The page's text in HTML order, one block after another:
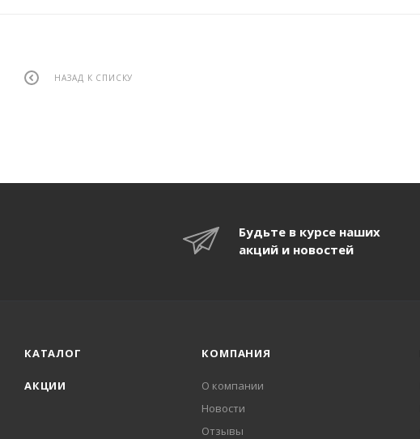
НАЗАД К СПИСКУ
Будьте в курсе наших
акций и новостей
КАТАЛОГ
АКЦИИ
КОМПАНИЯ
О компании
Новости
Отзывы